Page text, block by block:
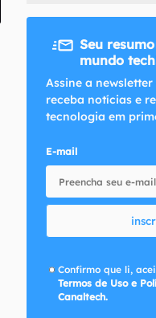
Seu
mundo
Assine a
receba notícias e
tecnologia em
E-mail
Confirmo que li,
Termos de Uso e
Canaltech.